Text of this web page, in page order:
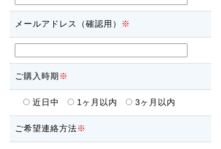
メールアドレス（確認用） ※
ご購入時期 ※
近日中 1ヶ月以内 3ヶ月以内
ご希望連絡方法※